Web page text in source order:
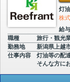
灯
株
給与
職種
旅行・観光
勤務地
新潟県上越
仕事内容
灯油等の配
そんな方に